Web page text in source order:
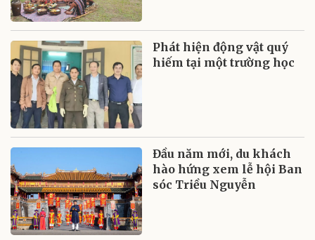
Phát hiện động vật quý
hiếm tại một trường học
Đầu năm mới, du khách
hào hứng xem lễ hội Ban
sóc Triều Nguyễn